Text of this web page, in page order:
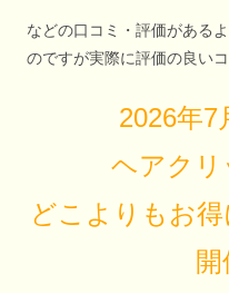
などの口コミ・評価がある
のですが実際に評価の良い
2026年7
ヘアクリ
どこよりもお
開